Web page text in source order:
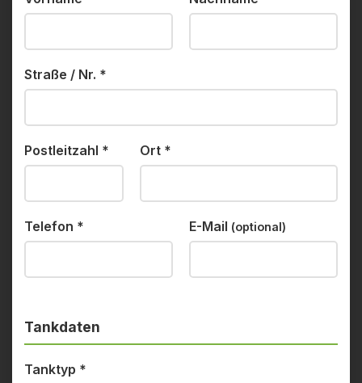
Straße / Nr. *
Postleitzahl * Ort *
Telefon * E-Mail (optional)
Tankdaten
Tanktyp *